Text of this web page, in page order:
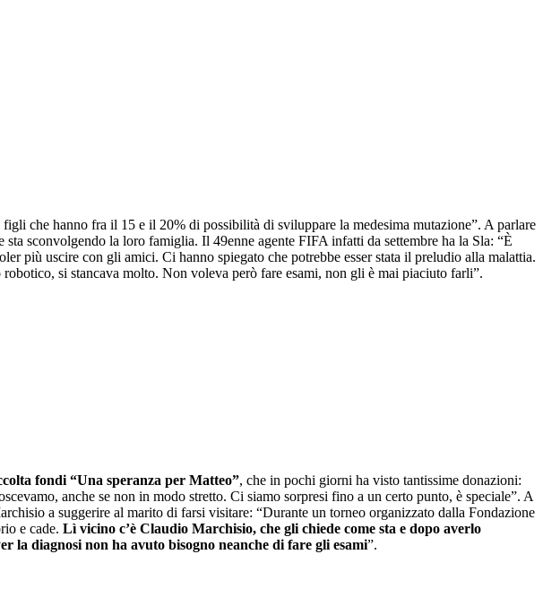
figli che hanno fra il 15 e il 20% di possibilità di sviluppare la medesima mutazione”. A parlare
sconvolgendo la loro famiglia. Il 49enne agente FIFA infatti da settembre ha la Sla: “È
più uscire con gli amici. Ci hanno spiegato che potrebbe esser stata il preludio alla malattia.
si stancava molto. Non voleva però fare esami, non gli è mai piaciuto farli”.
fondi “Una speranza per Matteo”, che in pochi giorni ha visto tantissime donazioni:
anche se non in modo stretto. Ci siamo sorpresi fino a un certo punto, è speciale”. A
a suggerire al marito di farsi visitare: “Durante un torneo organizzato dalla Fondazione
e cade. Lì vicino c’è Claudio Marchisio, che gli chiede come sta e dopo averlo
la diagnosi non ha avuto bisogno neanche di fare gli esami”.